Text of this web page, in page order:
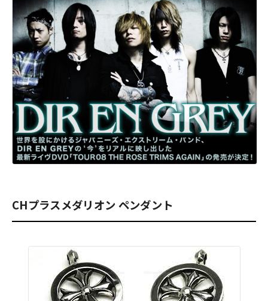
CHプラスメダリオン ペンダント